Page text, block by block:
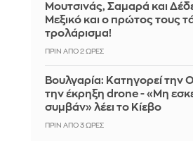
Μουτσινάς, Σαμαρά και
Μεξικό και ο πρώτος τους
τρολάρισμα!
ΠΡΙΝ ΑΠΌ 2 ΏΡΕΣ
Βουλγαρία: Κατηγορεί την
την έκρηξη drone - «Μη
συμβάν» λέει το Κίεβο
ΠΡΙΝ ΑΠΌ 3 ΏΡΕΣ